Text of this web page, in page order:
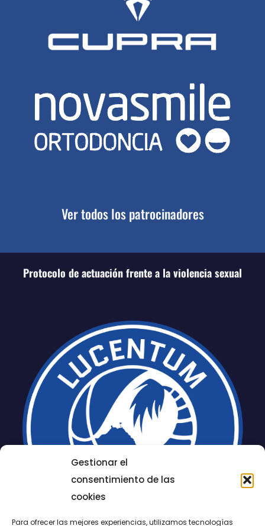
Gestionar el
consentimiento de las
cookies
Para ofrecer las mejores experiencias, utilizamos tecnologías
Ver todos los patrocinadores
Protocolo de actuación frente a la violencia sexual